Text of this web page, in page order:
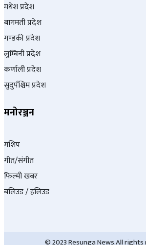
मधेश प्रदेश
बागमती प्रदेश
गण्डकी प्रदेश
लुम्बिनी प्रदेश
कर्णाली प्रदेश
सुदुर्पश्चिम प्रदेश
मनोरञ्जन
गशिप
गीत/संगीत
फिल्मी खबर
बलिउड / हलिउड
© 2023 Resunga News.All rights